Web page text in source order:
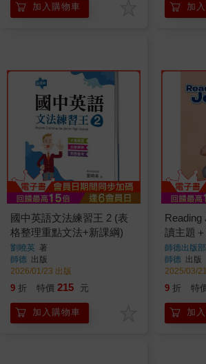
加入購物車 加
國中英語文法練習王 2 (表
格整理重點文法+新課綱)
劉曉英 著
師德 出版
2026/01/23 出版
9 折 特價 215 元
加入購物車
Reading
讀主題
CODE
師德出版部
師德 出版
2025/03/
9 折 特
加